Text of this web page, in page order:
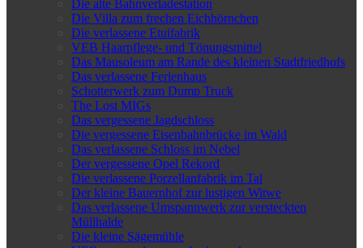
Die alte Bahnverladestation
Die Villa zum frechen Eichhörnchen
Die verlassene Etuifabrik
VEB Haarpflege- und Tönungsmittel
Das Mausoleum am Rande des kleinen Stadtfriedhofs
Das verlassene Ferienhaus
Schotterwerk zum Dump Truck
The Lost MIGs
Das vergessene Jagdschloss
Die vergessene Eisenbahnbrücke im Wald
Das verlassene Schloss im Nebel
Der vergessene Opel Rekord
Die verlassene Porzellanfabrik im Tal
Der kleine Bauernhof zur lustigen Witwe
Das verlassene Umspannwerk zur versteckten
Müllhalde
Die kleine Sägemühle